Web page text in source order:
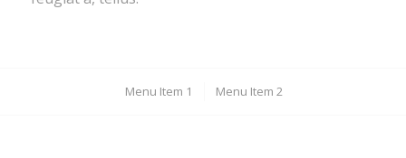
Menu Item 1 Menu Item 2